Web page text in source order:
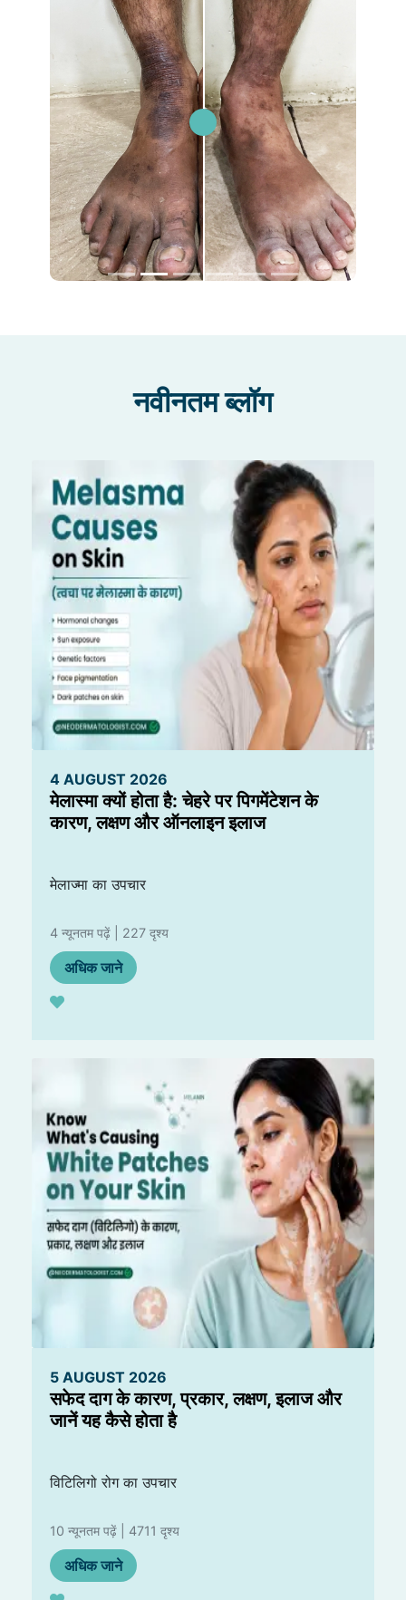
नवीनतम ब्लॉग
4 AUGUST 2026
मेलास्मा क्यों होता है: चेहरे पर पिगमेंटेशन के
कारण, लक्षण और ऑनलाइन इलाज
मेलाज्मा का उपचार
4 न्यूनतम पढ़ें | 227 दृश्य
अधिक जाने
5 AUGUST 2026
सफेद दाग के कारण, प्रकार, लक्षण, इलाज और
जानें यह कैसे होता है
विटिलिगो रोग का उपचार
10 न्यूनतम पढ़ें | 4711 दृश्य
अधिक जाने